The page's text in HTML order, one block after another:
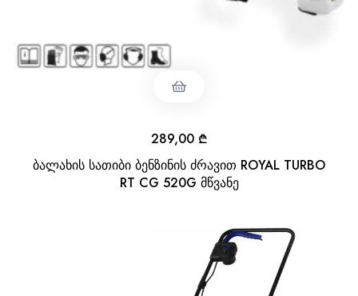
ბალახის სათიბი ბენზინის ძრავით ROYAL TURBO
RT CG 520G მწვანე
289,00 ₾